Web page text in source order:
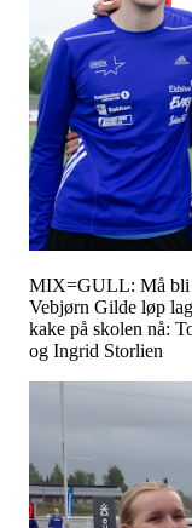
MIX=GULL: Må bli
Vebjørn Gilde løp
kake på skolen nå:
og Ingrid Storlien